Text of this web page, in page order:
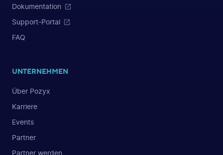
Dokumentation
Support-Portal
FAQ
UNTERNEHMEN
Über Pozyx
Karriere
Events
Partner
Partner werden